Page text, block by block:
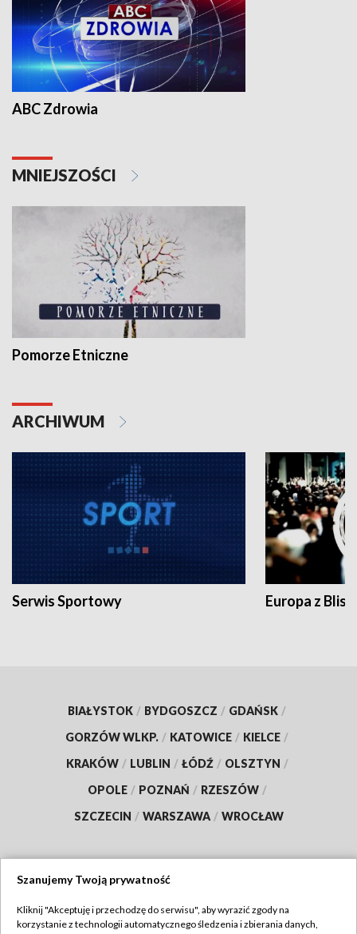
ABC Zdrowia
MNIEJSZOŚCI
Pomorze Etniczne
ARCHIWUM
Serwis Sportowy Europa z
BIAŁYSTOK / BYDGOSZCZ / GDAŃSK /
GORZÓW WLKP. / KATOWICE / KIELCE /
KRAKÓW / LUBLIN / ŁÓDŹ / OLSZTYN /
OPOLE / POZNAŃ / RZESZÓW /
SZCZECIN / WARSZAWA / WROCŁAW
TVP
Szanujemy Twoją prywatność
Kliknij "Akceptuję i przechodzę do serwisu", aby wyrazić zgody na
korzystanie z technologii automatycznego śledzenia i zbierania danych,